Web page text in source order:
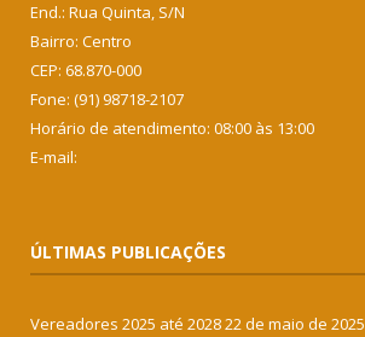
End.: Rua Quinta, S/N
Bairro: Centro
CEP: 68.870-000
Fone: (91) 98718-2107
Horário de atendimento: 08:00 às 13:00
E-mail:
ÚLTIMAS PUBLICAÇÕES
Vereadores 2025 até 202822 de maio de 2025